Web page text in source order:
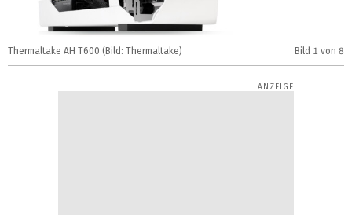
Thermaltake AH T600 (Bild: Thermaltake) Bild 1 von 8